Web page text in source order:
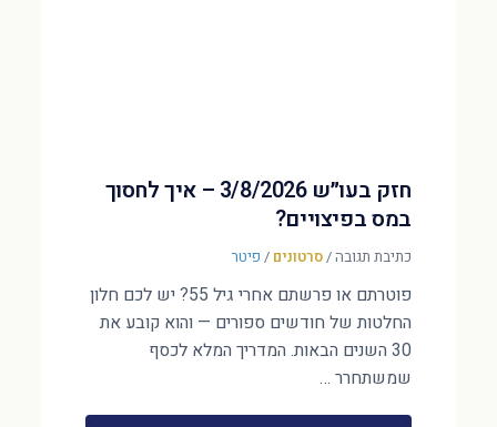
חזק בעו״ש 3/8/2026 – איך לחסוך
במס בפיצויים?
כתיבת תגובה/סרטונים / פיטר
פוטרתם או פרשתם אחרי גיל 55? יש לכם חלון
החלטות של חודשים ספורים — והוא קובע את
30 השנים הבאות. המדריך המלא לכסף
שמשתחרר …